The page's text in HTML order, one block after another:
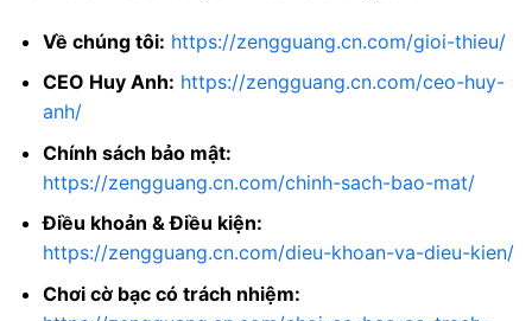
Về chúng tôi: https://zengguang.cn.com/gioi-thieu/
CEO Huy Anh: https://zengguang.cn.com/ceo-huy-
anh/
Chính sách bảo mật:
https://zengguang.cn.com/chinh-sach-bao-mat/
Điều khoản & Điều kiện:
https://zengguang.cn.com/dieu-khoan-va-dieu-kien/
Chơi cờ bạc có trách nhiệm: